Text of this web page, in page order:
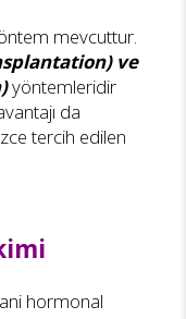
mevcuttur.
ve
yöntemleridir
da
tercih edilen
hormonal